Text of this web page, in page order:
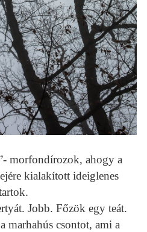
morfondírozok, ahogy a
kialakított ideiglenes
Jobb. Főzök egy teát.
marhahús csontot, ami a